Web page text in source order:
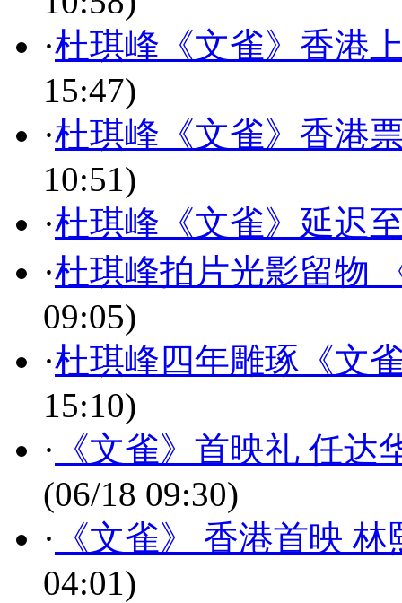
·杜琪峰《文雀》香港
15:47)
·杜琪峰《文雀》香港
10:51)
·杜琪峰《文雀》延迟
·杜琪峰拍片光影留物
09:05)
·杜琪峰四年雕琢《文
15:10)
· 《文雀》首映礼 任
(06/18 09:30)
· 《文雀》 香港首映
04:01)